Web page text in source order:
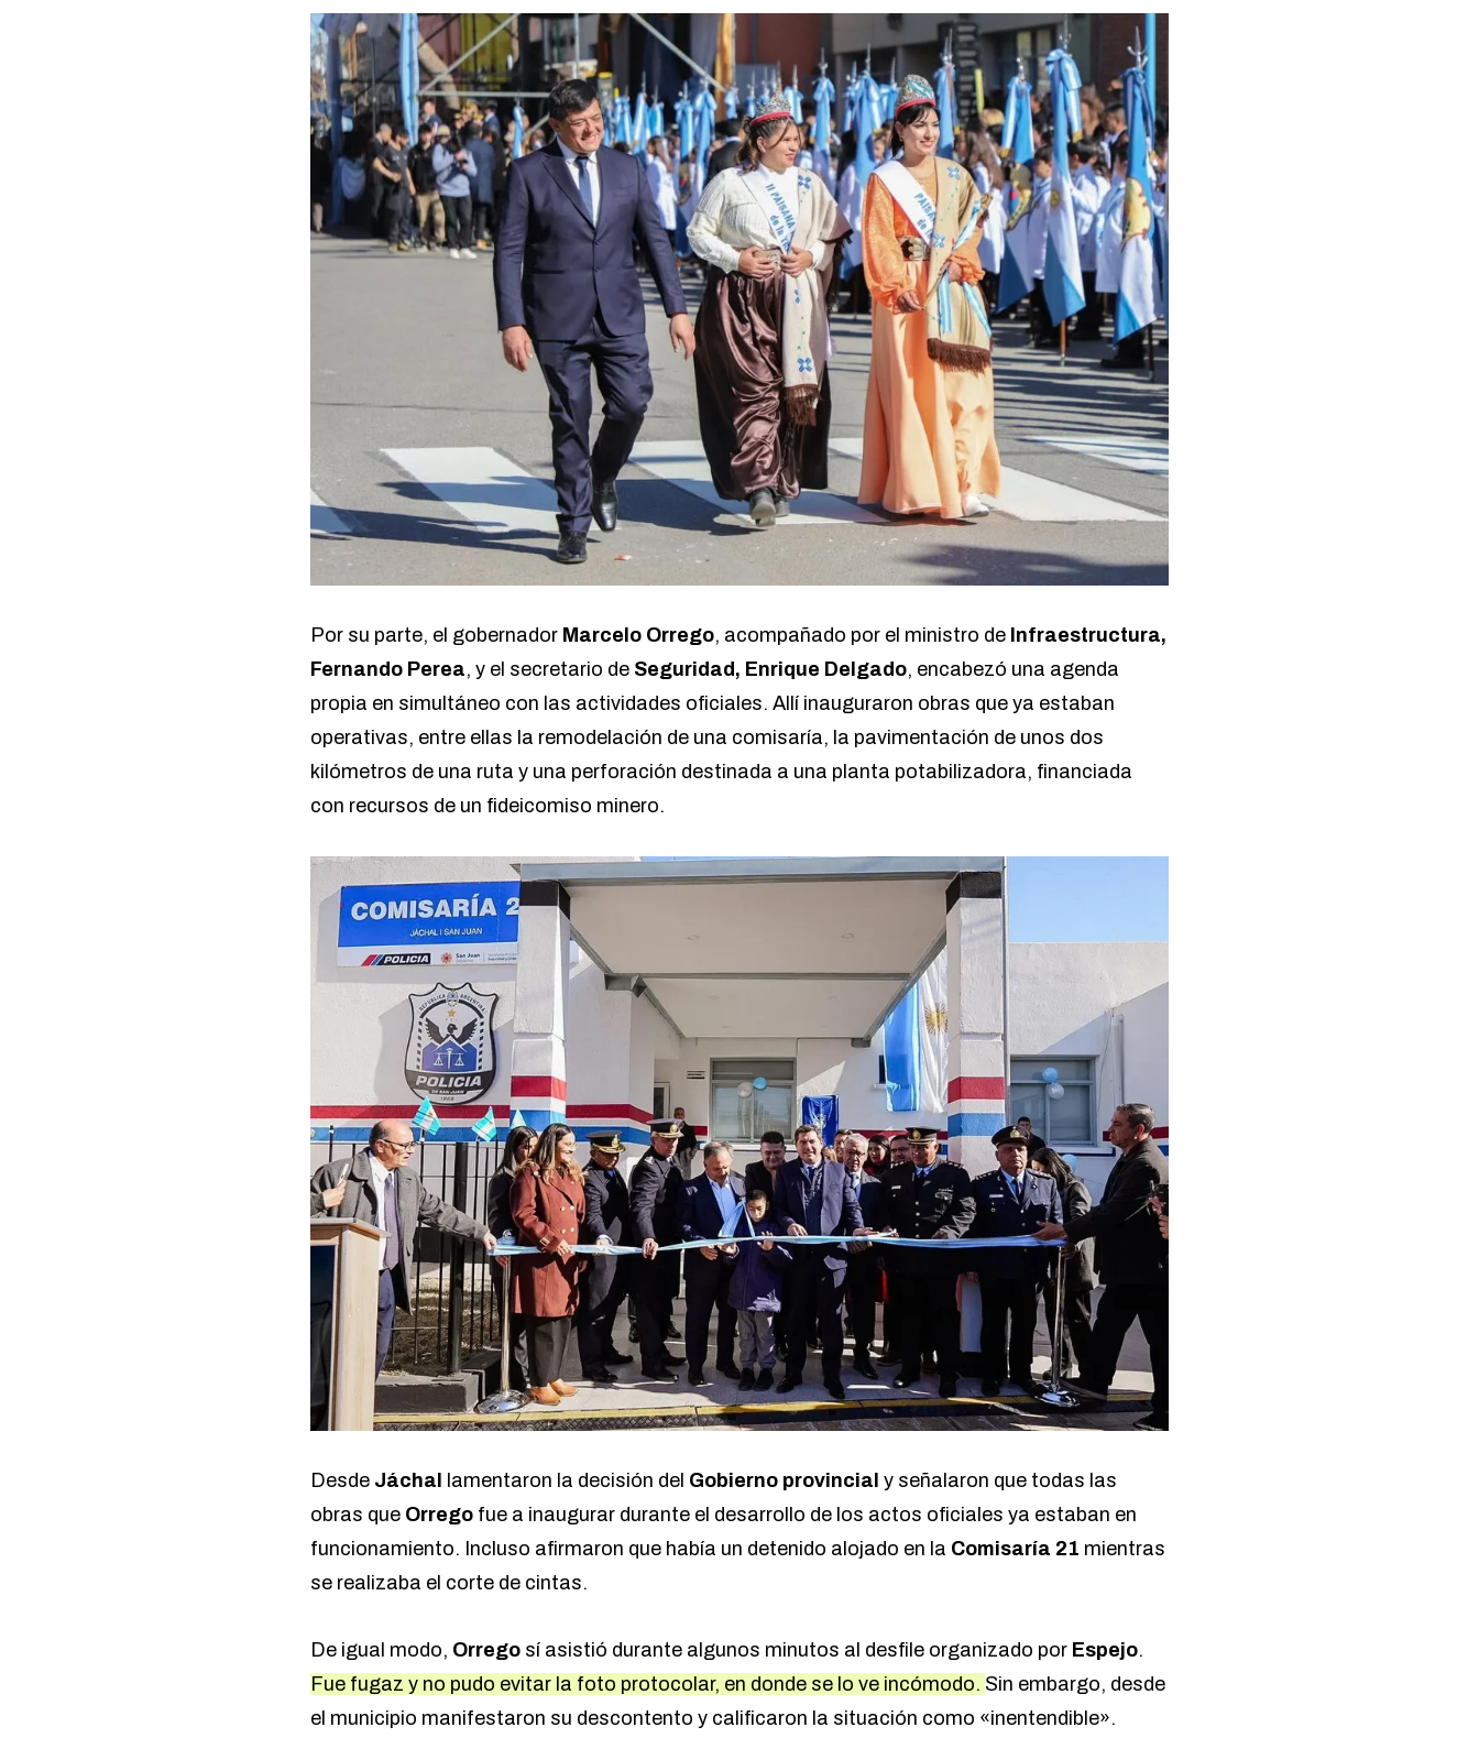
Por su parte, el gobernador Marcelo Orrego, acompañado por el ministro de Infraestructura,
Fernando Perea, y el secretario de Seguridad, Enrique Delgado, encabezó una agenda
propia en simultáneo con las actividades oficiales. Allí inauguraron obras que ya estaban
operativas, entre ellas la remodelación de una comisaría, la pavimentación de unos dos
kilómetros de una ruta y una perforación destinada a una planta potabilizadora, financiada
con recursos de un fideicomiso minero.
Desde Jáchal lamentaron la decisión del Gobierno provincial y señalaron que todas las
obras que Orrego fue a inaugurar durante el desarrollo de los actos oficiales ya estaban en
funcionamiento. Incluso afirmaron que había un detenido alojado en la Comisaría 21 mientras
se realizaba el corte de cintas.
De igual modo, Orrego sí asistió durante algunos minutos al desfile organizado por Espejo.
Fue fugaz y no pudo evitar la foto protocolar, en donde se lo ve incómodo. Sin embargo, desde
el municipio manifestaron su descontento y calificaron la situación como «inentendible».